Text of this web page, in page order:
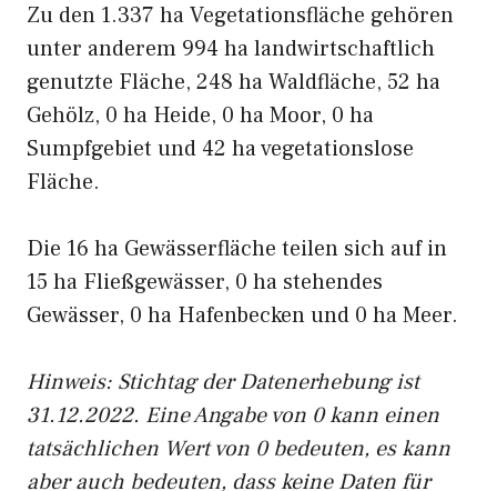
Zu den 1.337 ha Vegetationsfläche gehören
unter anderem 994 ha landwirtschaftlich
genutzte Fläche, 248 ha Waldfläche, 52 ha
Gehölz, 0 ha Heide, 0 ha Moor, 0 ha
Sumpfgebiet und 42 ha vegetationslose
Fläche.
Die 16 ha Gewässerfläche teilen sich auf in
15 ha Fließgewässer, 0 ha stehendes
Gewässer, 0 ha Hafenbecken und 0 ha Meer.
Hinweis: Stichtag der Datenerhebung ist
31.12.2022. Eine Angabe von 0 kann einen
tatsächlichen Wert von 0 bedeuten, es kann
aber auch bedeuten, dass keine Daten für